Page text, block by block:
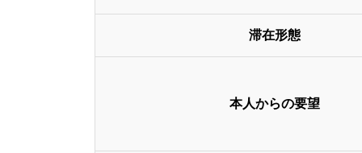
滞在形態
本人からの要望